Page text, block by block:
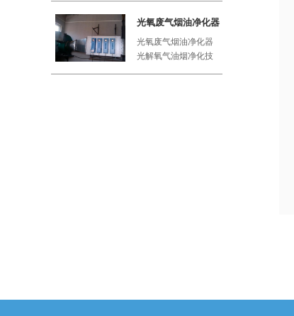
光氧废气烟油净化器
光氧废气烟油净化器
光解氧气油烟净化技